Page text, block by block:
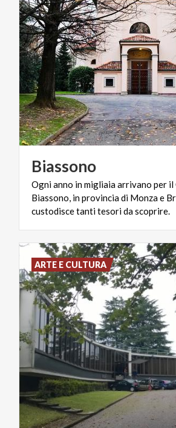
Biassono
Ogni anno in migliaia arrivano per il
Biassono, in provincia di Monza e
custodisce tanti tesori da scoprire.
ARTE E CULTURA